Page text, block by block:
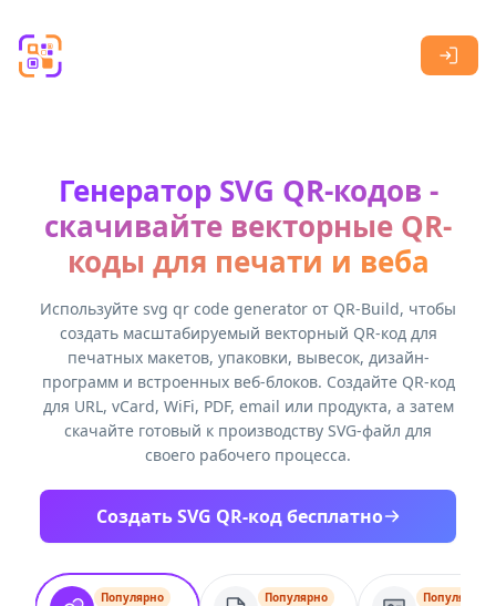
Генератор SVG QR-кодов -
скачивайте векторные QR-
коды для печати и веба
Используйте svg qr code generator от QR-Build, чтобы
создать масштабируемый векторный QR-код для
печатных макетов, упаковки, вывесок, дизайн-
программ и встроенных веб-блоков. Создайте QR-код
для URL, vCard, WiFi, PDF, email или продукта, а затем
скачайте готовый к производству SVG-файл для
своего рабочего процесса.
Создать SVG QR-код бесплатно
Популярно Популярно Популярно